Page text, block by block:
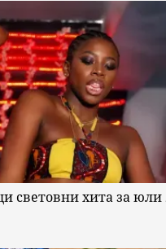
световни хита за юли